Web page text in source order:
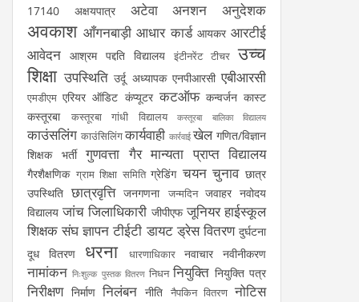
17140 अक्षयपात्र अटेवा अनशन अनुदेशक
अवकाश आँगनबाड़ी आधार कार्ड आयकर आरटीई
आवेदन आश्रम पद्दति विद्यालय इंटीनरेंट टीचर उच्च
शिक्षा उपस्थिति उर्दू अध्यापक एनपीआरसी एबीआरसी
एमडीएम एरियर ऑडिट कंप्यूटर कटऑफ कन्वर्जन कास्ट
कस्तूरबा
कस्तूरबा गांधी विद्यालय कस्तूरबा बालिका विद्यालय
काउंसलिंग काउंसिलिंग कार्यवाही कार्रवाई खेल गणित/विज्ञान
शिक्षक भर्ती
गुणवत्ता गैर मान्यता प्राप्त विद्यालय
गैरशैक्षणिक ग्राम शिक्षा समिति ग्रेडिंग चयन चुनाव छात्र
उपस्थिति छात्रवृत्ति जनगणना जन्मदिन जवाहर नवोदय
विद्यालय जांच जिलाधिकारी जीपीएफ जूनियर हाईस्कूल
शिक्षक संघ ज्ञापन टीईटी डायट ड्रेस वितरण दुर्घटना
दूध वितरण
धरना धारणाधिकार नवाचार नवीनीकरण
नामांकन निःशुल्क पुस्तक वितरण निधन नियुक्ति नियुक्ति पत्र
निरीक्षण निर्माण निलंबन नीति नैपकिन वितरण नोटिस